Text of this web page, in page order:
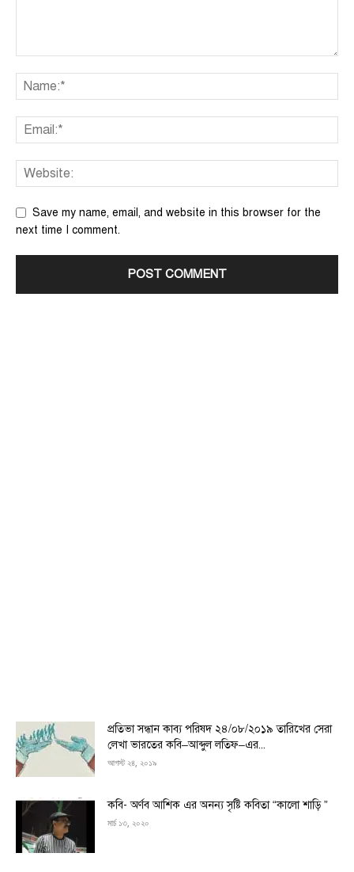
Save my name, email, and website in this browser for the
next time I comment.
প্রতিভা সন্ধান কাব্য পরিষদ ২৪/০৮/২০১৯ তারিখের সেরা
লেখা ভারতের কবি–আব্দুল লতিফ–এর...
আগস্ট ২৪, ২০১৯
কবি- অর্ণব আশিক এর অনন্য সৃষ্টি কবিতা “কালো শাড়ি ”
মার্চ ১৩, ২০২০